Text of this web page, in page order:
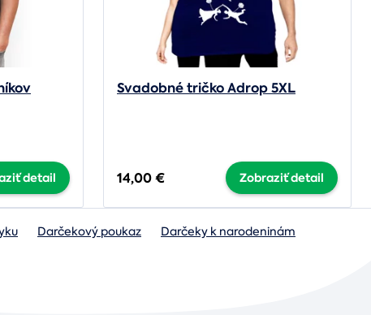
detail
Svadobné tričko Adrop 5XL
14,00 € Zobraziť detail
Darčekový poukaz Darčeky k narodeninám